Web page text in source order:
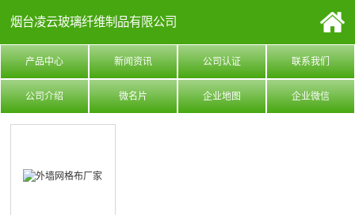
烟台凌云玻璃纤维制品有限公司
产品中心 新闻资讯 公司认证 联系我们
公司介绍 微名片 企业地图 企业微信